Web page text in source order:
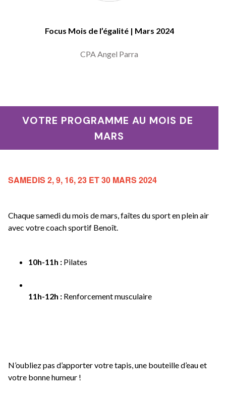
Focus Mois de l’égalité | Mars 2024
CPA Angel Parra
VOTRE PROGRAMME AU MOIS DE
MARS
SAMEDIS 2, 9, 16, 23 ET 30 MARS 2024
Chaque samedi du mois de mars, faîtes du sport en plein air
avec votre coach sportif Benoît.
10h-11h : Pilates
11h-12h : Renforcement musculaire
N’oubliez pas d’apporter votre tapis, une bouteille d’eau et
votre bonne humeur !